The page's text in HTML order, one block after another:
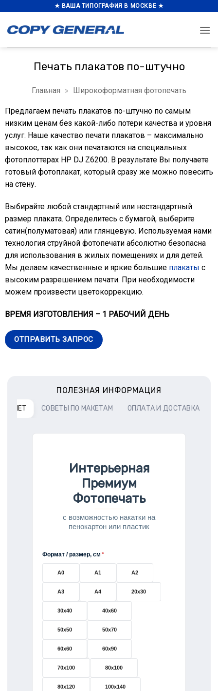
content
★ ВАША ТИПОГРАФИЯ В МОСКВЕ ★
Печать плакатов по-штучно
Главная » Широкоформатная фотопечать
Предлагаем печать плакатов по-штучно по самым
низким ценам без какой-либо потери качества и уровня
услуг. Наше качество печати плакатов – максимально
высокое, так как они печатаются на специальных
фотоплоттерах HP DJ Z6200. В результате Вы получаете
готовый фотоплакат, который сразу же можно повесить
на стену.
Выбирайте любой стандартный или нестандартный
размер плаката. Определитесь с бумагой, выберите
сатин(полуматовая) или глянцевую. Используемая нами
технология струйной фотопечати абсолютно безопасна
для использования в жилых помещениях и для детей.
Мы делаем качественные и яркие большие плакаты с
высоким разрешением печати. При необходимости
можем произвести цветокоррекцию.
ВРЕМЯ ИЗГОТОВЛЕНИЯ – 1 РАБОЧИЙ ДЕНЬ
ОТПРАВИТЬ ЗАПРОС
ПОЛЕЗНАЯ ИНФОРМАЦИЯ
РАСЧЕТ СОВЕТЫ ПО МАКЕТАМ ОПЛАТА И ДОСТАВКА
Интерьерная
Премиум
Фотопечать
с возможностью накатки на
пенокартон или пластик
Формат / размер, см *
А0 А1 А2
А3 А4 20x30
30x40 40x60
50х50 50x70
60x60 60x90
70x100 80х100
80x120 100x140